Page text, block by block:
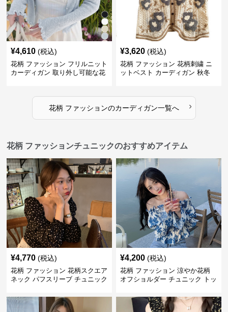
¥4,610 (税込)
花柄 ファッション フリルニット
カーディガン 取り外し可能な花
¥3,620 (税込)
花柄 ファッション 花柄刺繍 ニ
ットベスト カーディガン 秋冬
花柄 ファッションのカーディガン一覧へ ›
花柄 ファッションチュニックのおすすめアイテム
¥4,770 (税込)
花柄 ファッション 花柄スクエア
ネック パフスリーブ チュニック
¥4,200 (税込)
花柄 ファッション 涼やか花柄
オフショルダー チュニック トッ